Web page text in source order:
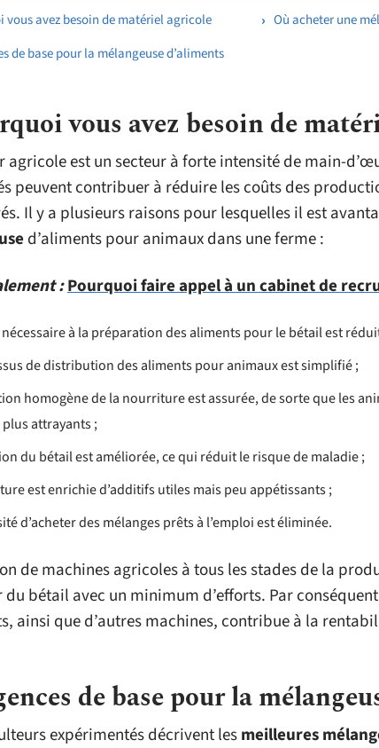
vous avez besoin de matériel agricole
de base pour la mélangeuse d’aliments
Où acheter une
vous avez besoin de
agricole est un secteur à forte intensité de main-
peuvent contribuer à réduire les coûts des
Il y a plusieurs raisons pour lesquelles il est
d’aliments pour animaux dans une ferme :
:Pourquoi faire appel à un cabinet de
à la préparation des aliments pour le bétail est
de distribution des aliments pour animaux est simplifié ;
homogène de la nourriture est assurée, de sorte que les
attrayants ;
du bétail est améliorée, ce qui réduit le risque de maladie ;
est enrichie d’additifs utiles mais peu appétissants ;
d’acheter des mélanges prêts à l’emploi est éliminée.
de machines agricoles à tous les stades de la
du bétail avec un minimum d’efforts. Par
ainsi que d’autres machines, contribue à la
de base pour la
expérimentés décrivent lesmeilleures